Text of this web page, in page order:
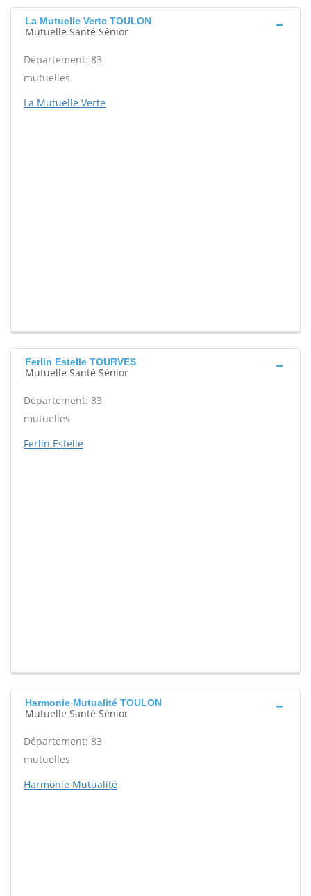
La Mutuelle Verte TOULON
Mutuelle Santé Sénior
Département: 83
mutuelles
La Mutuelle Verte
Ferlin Estelle TOURVES
Mutuelle Santé Sénior
Département: 83
mutuelles
Ferlin Estelle
Harmonie Mutualité TOULON
Mutuelle Santé Sénior
Département: 83
mutuelles
Harmonie Mutualité